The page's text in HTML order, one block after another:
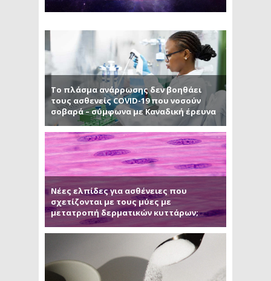
Το πλάσμα ανάρρωσης δεν βοηθάει
τους ασθενείς COVID-19 που νοσούν
σοβαρά – σύμφωνα με Καναδική έρευνα
Νέες ελπίδες για ασθένειες που
σχετίζονται με τους μύες με
μετατροπή δερματικών κυττάρων;